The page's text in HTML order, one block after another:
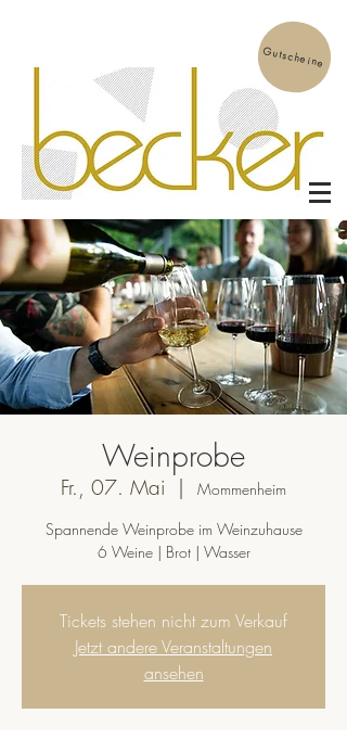
Gutscheine
Weinprobe
Fr., 07. Mai
  |
Mommenheim
Spannende Weinprobe im Weinzuhause
6 Weine | Brot | Wasser
Tickets stehen nicht zum Verkauf
Jetzt andere Veranstaltungen
ansehen